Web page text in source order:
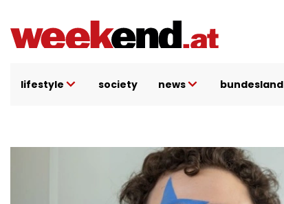
Inhalt
lifestyle society news bundesland